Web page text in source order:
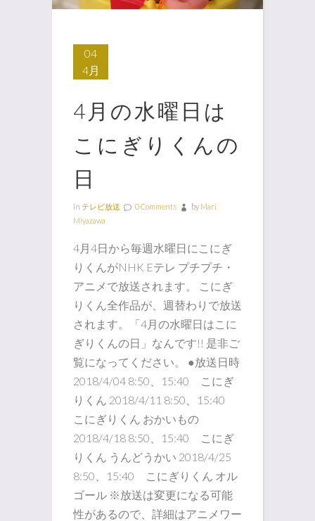
04
4月
4月の水曜日は
こにぎりくんの
日
in テレビ放送 0 Comments by Mari
Miyazawa
4月4日から毎週水曜日にこにぎ
りくんがNHK Eテレ プチプチ・
アニメで放送されます。 こにぎ
りくん全作品が、週替わりで放送
されます。「4月の水曜日はこに
ぎりくんの日」なんです!! 是非ご
覧になってください。 ●放送日時
2018/4/04 8:50、15:40 こにぎ
りくん 2018/4/11 8:50、15:40
こにぎりくん おかいもの
2018/4/18 8:50、15:40 こにぎ
りくん うんどうかい 2018/4/25
8:50、15:40 こにぎりくん オル
ゴール ※放送は変更になる可能
性があるので、詳細はアニメワー